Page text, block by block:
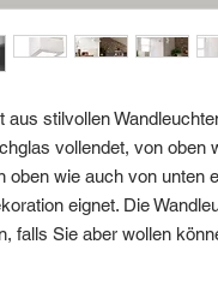
aus stilvollen
vollendet, von oben
oben wie auch von unten
eignet. Die
falls Sie aber wollen